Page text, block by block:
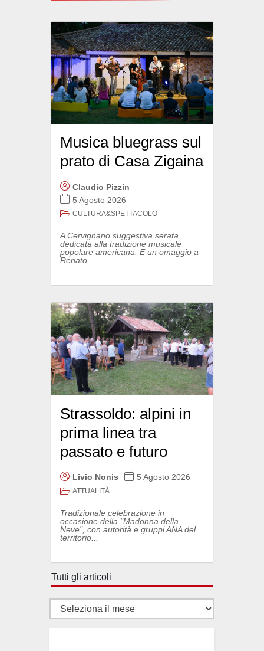
Musica bluegrass sul
prato di Casa Zigaina
Claudio Pizzin
5 Agosto 2026
CULTURA&SPETTACOLO
A Cervignano suggestiva serata
dedicata alla tradizione musicale
popolare americana. E un omaggio a
Renato...
Strassoldo: alpini in
prima linea tra
passato e futuro
Livio Nonis 5 Agosto 2026
ATTUALITÀ
Tradizionale celebrazione in
occasione della "Madonna della
Neve", con autorità e gruppi ANA del
territorio...
Tutti gli articoli
Tutti